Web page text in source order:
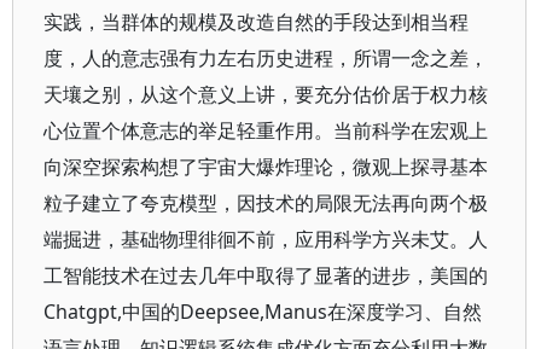
实践，当群体的规模及改造自然的手段达到相当程
度，人的意志强有力左右历史进程，所谓一念之差，
天壤之别，从这个意义上讲，要充分估价居于权力核
心位置个体意志的举足轻重作用。当前科学在宏观上
向深空探索构想了宇宙大爆炸理论，微观上探寻基本
粒子建立了夸克模型，因技术的局限无法再向两个极
端掘进，基础物理徘徊不前，应用科学方兴未艾。人
工智能技术在过去几年中取得了显著的进步，美国的
Chatgpt,中国的Deepsee,Manus在深度学习、自然